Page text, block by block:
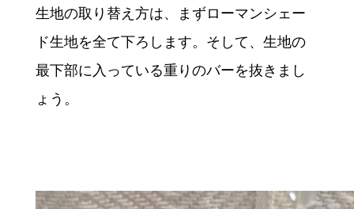
生地の取り替え方は、まずローマンシェー
ド生地を全て下ろします。そして、生地の
最下部に入っている重りのバーを抜きまし
ょう。